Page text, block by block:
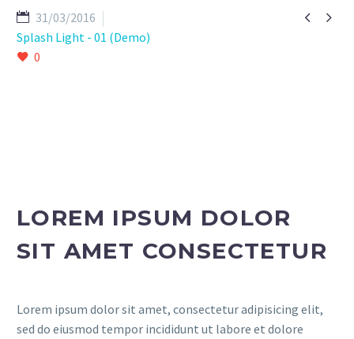
 
31/03/2016
Splash Light - 01 (Demo)
0
LOREM IPSUM DOLOR
SIT AMET CONSECTETUR
Lorem ipsum dolor sit amet, consectetur adipisicing elit,
sed do eiusmod tempor incididunt ut labore et dolore